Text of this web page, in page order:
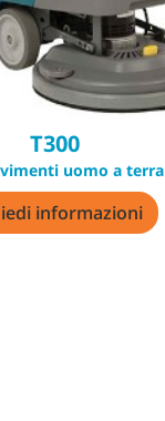
T300
uomo a terra
informazioni